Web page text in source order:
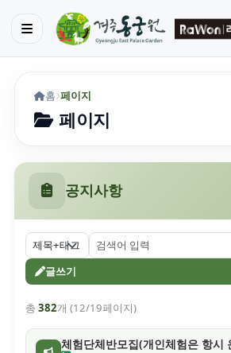
홈 페이지
페이지
공지사항
글쓰기
총 382개 (12/19페이지)
체험단체반모집(개인체험은 항시